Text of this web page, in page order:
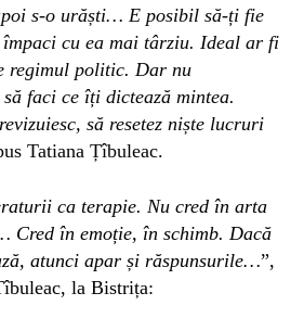
s-o urăști… E posibil să-ți fie
împaci cu ea mai târziu. Ideal ar fi
regimul politic. Dar nu
faci ce îți dictează mintea.
să resetez niște lucruri
Tatiana Țîbuleac.
ca terapie. Nu cred în arta
Cred în emoție, în schimb. Dacă
atunci apar și răspunsurile…”,
la Bistrița: